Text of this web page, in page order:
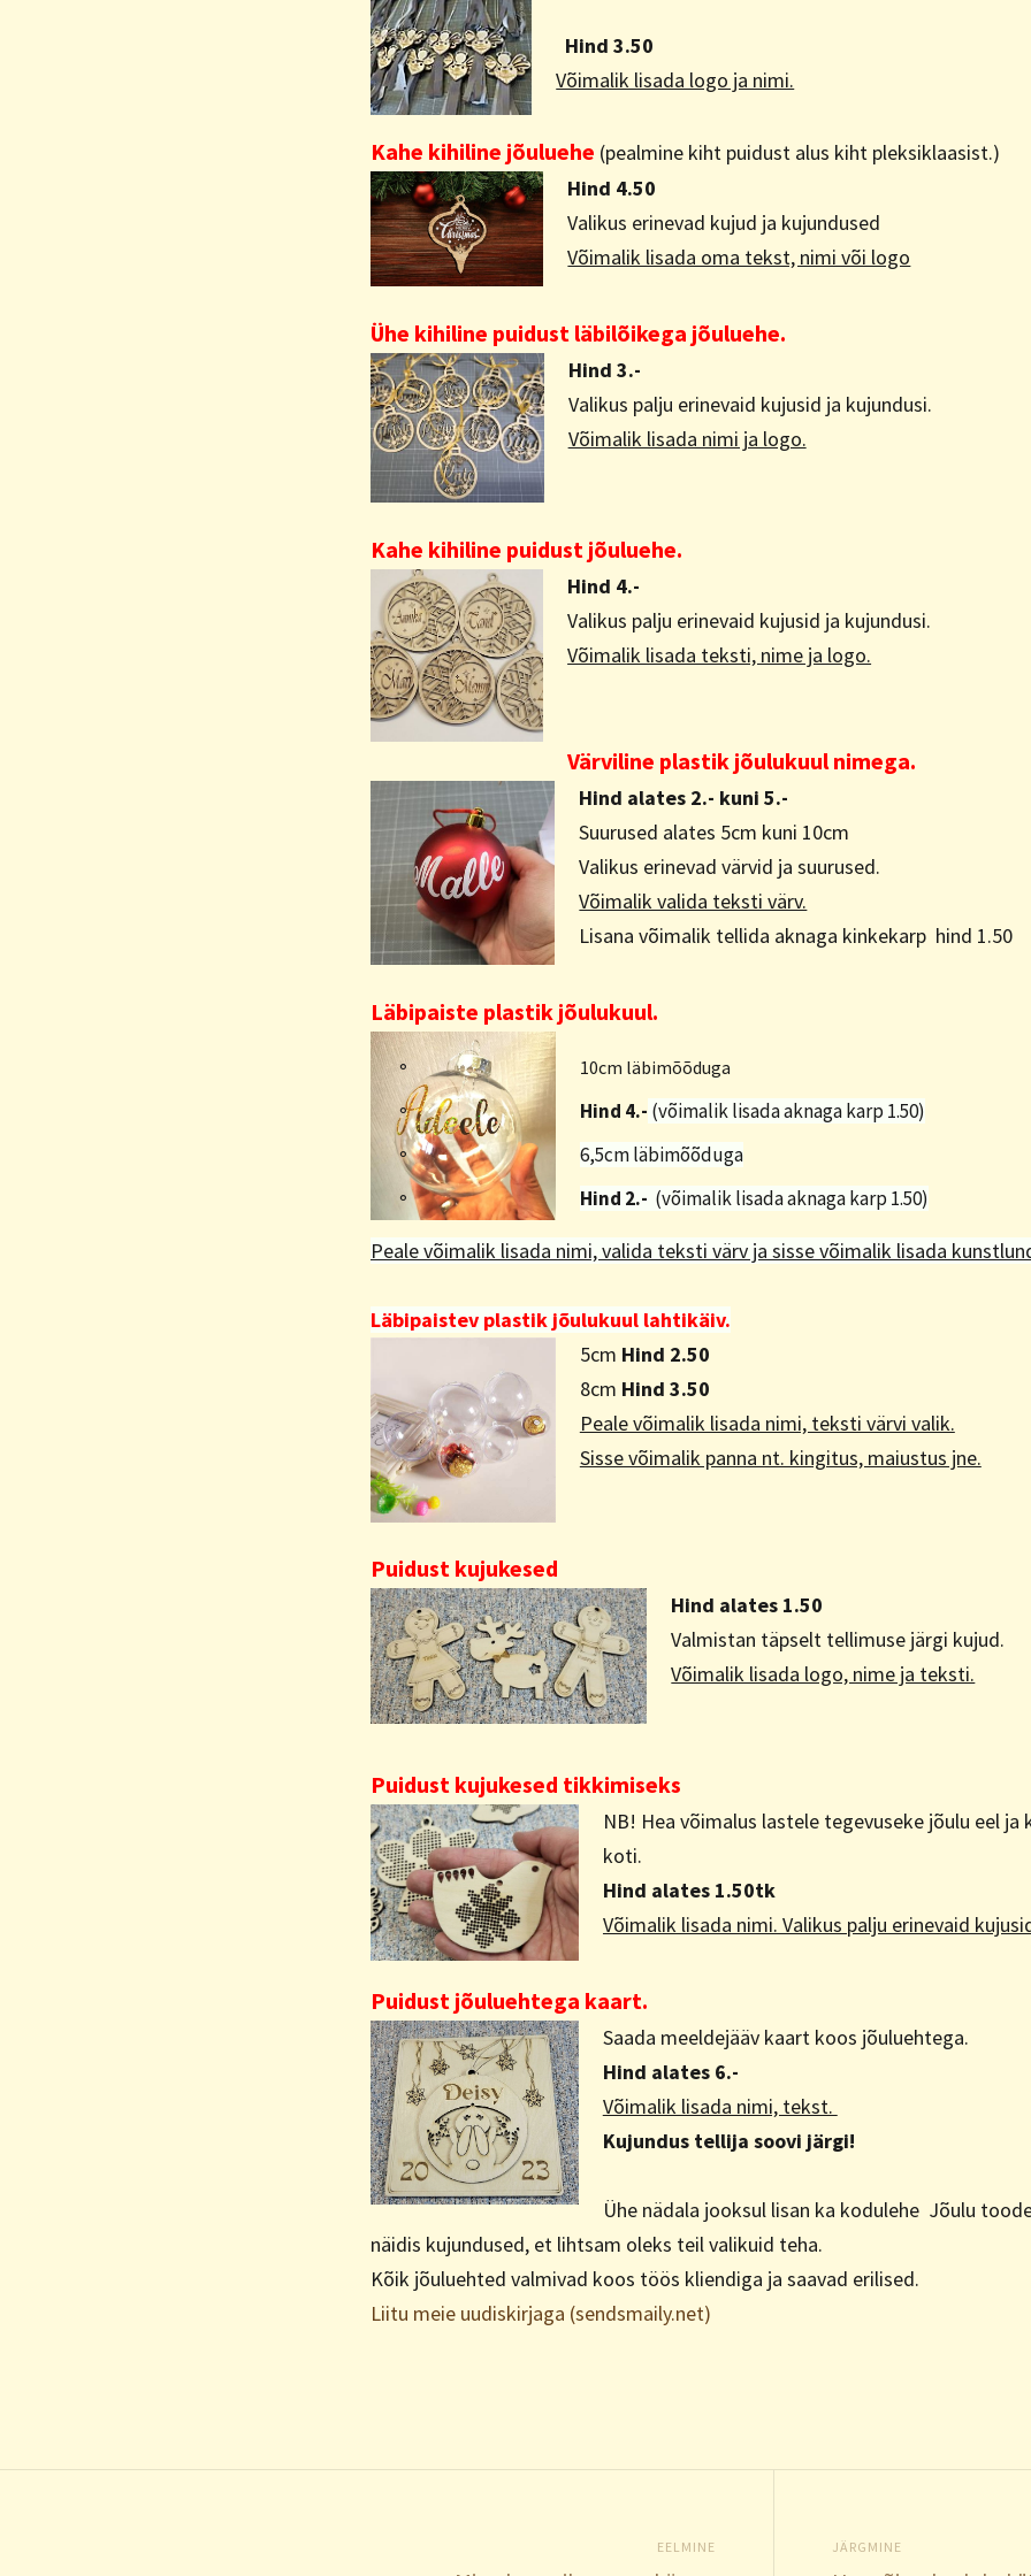
Hind 3.50
Võimalik lisada logo ja nimi.
Kahe kihiline jõuluehe (pealmine kiht puidust alus kiht pleksiklaasist.)
Hind 4.50
Valikus erinevad kujud ja kujundused
Võimalik lisada oma tekst, nimi või logo
Ühe kihiline puidust läbilõikega jõuluehe.
Hind 3.-
Valikus palju erinevaid kujusid ja kujundusi.
Võimalik lisada nimi ja logo.
Kahe kihiline puidust jõuluehe.
Hind 4.-
Valikus palju erinevaid kujusid ja kujundusi.
Võimalik lisada teksti, nime ja logo.
Värviline plastik jõulukuul nimega.
Hind alates 2.- kuni 5.-
Suurused alates 5cm kuni 10cm
Valikus erinevad värvid ja suurused.
Võimalik valida teksti värv.
Lisana võimalik tellida aknaga kinkekarp hind 1.50
Läbipaiste plastik jõulukuul.
10cm läbimõõduga
Hind 4.- (võimalik lisada aknaga karp 1.50)
6,5cm läbimõõduga
Hind 2.- (võimalik lisada aknaga karp 1.50)
Peale võimalik lisada nimi, valida teksti värv ja sisse võimalik lisada
Läbipaistev plastik jõulukuul lahtikäiv.
5cm Hind 2.50
8cm Hind 3.50
Peale võimalik lisada nimi, teksti värvi valik.
Sisse võimalik panna nt. kingitus, maiustus jne.
Puidust kujukesed
Hind alates 1.50
Valmistan täpselt tellimuse järgi kujud.
Võimalik lisada logo, nime ja teksti.
Puidust kujukesed tikkimiseks
NB! Hea võimalus lastele tegevuseke jõulu eel ja
koti.
Hind alates 1.50tk
Võimalik lisada nimi. Valikus palju erinevaid
Puidust jõuluehtega kaart.
Saada meeldejääv kaart koos jõuluehtega.
Hind alates 6.-
Võimalik lisada nimi, tekst.
Kujundus tellija soovi järgi!
Ühe nädala jooksul lisan ka kodulehe Jõulu
näidis kujundused, et lihtsam oleks teil valikuid teha.
Kõik jõuluehted valmivad koos töös kliendiga ja saavad erilised.
Liitu meie uudiskirjaga (sendsmaily.net)
EELMINE JÄRGMINE